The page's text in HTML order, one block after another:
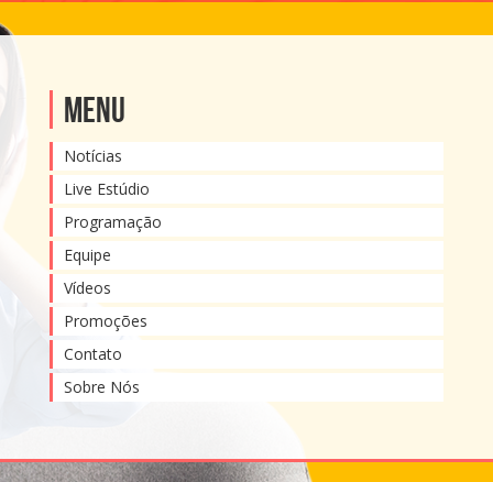
Menu
Notícias
Live Estúdio
Programação
Equipe
Vídeos
Promoções
Contato
Sobre Nós